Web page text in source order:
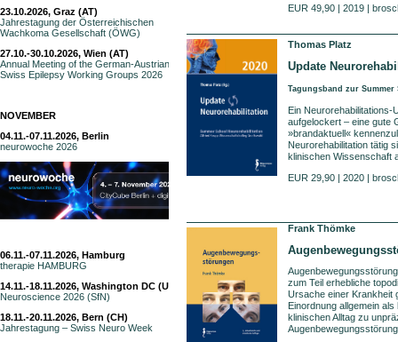
23.10.2026, Graz (AT)
Jahrestagung der Österreichischen
Wachkoma Gesellschaft (ÖWG)
27.10.-30.10.2026, Wien (AT)
Annual Meeting of the German-Austrian-
Swiss Epilepsy Working Groups 2026
NOVEMBER
04.11.-07.11.2026, Berlin
neurowoche 2026
06.11.-07.11.2026, Hamburg
therapie HAMBURG
14.11.-18.11.2026, Washington DC (USA)
Neuroscience 2026 (SfN)
18.11.-20.11.2026, Bern (CH)
Jahrestagung – Swiss Neuro Week
EUR 49,90 | 2019 |
Thomas Platz
Update
Tagungsband zur
Ein Neurorehabilitations-
aufgelockert – eine gute
»brandaktuell«
Neurorehabilitation tätig
klinischen Wissenschaft
EUR 29,90 | 2020 |
Frank Thömke
zum Teil erhebliche
Ursache einer Krankheit
Einordnung allgemein
klinischen Alltag zu